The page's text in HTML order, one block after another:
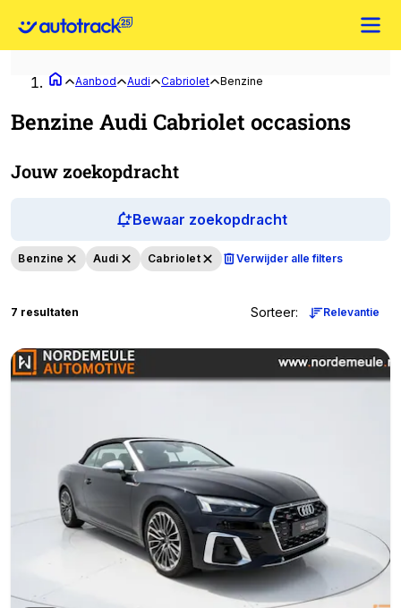
Aanbod Audi Cabriolet Benzine
Benzine Audi Cabriolet occasions
Jouw zoekopdracht
Bewaar zoekopdracht
Benzine Audi Cabriolet Verwijder alle filters
7 resultaten Sorteer: Relevantie